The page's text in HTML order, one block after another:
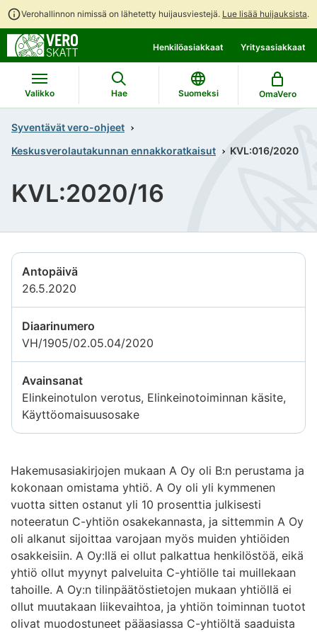
Verohallinnon nimissä on lähetetty huijausviestejä. Lue lisää huijauksista.
suoraan
sisältöön
koko
sivuston
hakuun
Henkilöasiakkaat Yritysasiakkaat
Valikko Hae Suomeksi OmaVero
Syventävät vero-ohjeet
Keskusverolautakunnan ennakkoratkaisut
KVL:016/2020
KVL:2020/16
Antopäivä
26.5.2020
Diaarinumero
VH/1905/02.05.04/2020
Avainsanat
Elinkeinotulon verotus, Elinkeinotoiminnan käsite,
Käyttöomaisuusosake
Hakemusasiakirjojen mukaan A Oy oli B:n perustama ja
kokonaan omistama yhtiö. A Oy oli yli kymmenen
vuotta sitten ostanut yli 10 prosenttia julkisesti
noteeratun C-yhtiön osakekannasta, ja sittemmin A Oy
oli alkanut sijoittaa varojaan myös muiden yhtiöiden
osakkeisiin. A Oy:llä ei ollut palkattua henkilöstöä, eikä
yhtiö ollut myynyt palveluita C-yhtiölle tai muillekaan
tahoille. A Oy:n tilinpäätöstietojen mukaan yhtiöllä ei
ollut muutakaan liikevaihtoa, ja yhtiön toiminnan tuotot
olivat muodostuneet pääasiassa C-yhtiöltä saaduista